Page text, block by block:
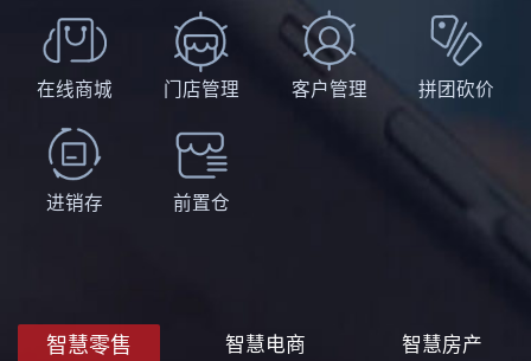
在线商城 门店管理 客户管理 拼团砍价
进销存 前置仓
智慧零售 智慧电商 智慧房产